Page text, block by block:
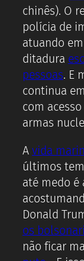
chinês). O
polícia de
atuando
ditadura
pessoas. E
continua
com
armas
A vida
últimos
até medo é
Donald
os
não ficar